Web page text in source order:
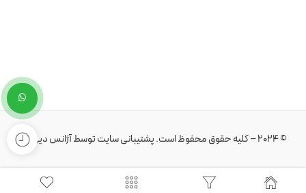
© 2024 – کلیه حقوق محفوظ است. پشتیبانی سایتتوسطآژانس دیهیم.